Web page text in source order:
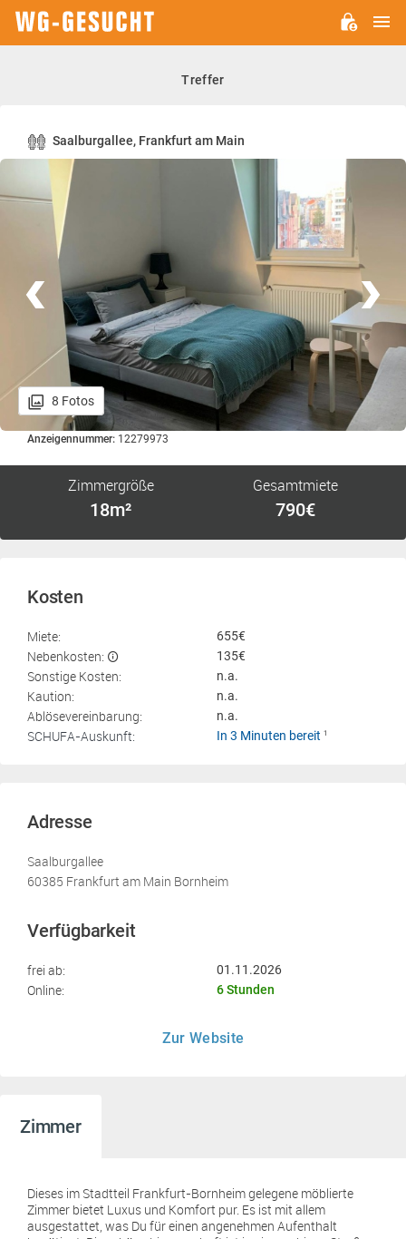
Treffer
Saalburgallee, Frankfurt am Main
8 Fotos
Anzeigennummer: 12279973
Zimmergröße
18m²
Gesamtmiete
790€
Kosten
Miete: 655€
Nebenkosten: 135€
Sonstige Kosten: n.a.
Kaution: n.a.
Ablösevereinbarung: n.a.
SCHUFA-Auskunft: In 3 Minuten bereit 1
Adresse
Saalburgallee
60385 Frankfurt am Main Bornheim
Verfügbarkeit
frei ab: 01.11.2026
Online: 6 Stunden
Zur Website
Zimmer
Dieses im Stadtteil Frankfurt-Bornheim gelegene möblierte
Zimmer bietet Luxus und Komfort pur. Es ist mit allem
ausgestattet, was Du für einen angenehmen Aufenthalt